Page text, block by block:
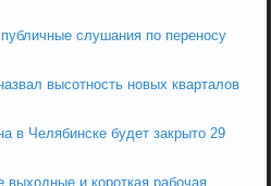
слушания по переносу
высотность новых кварталов
в Челябинске будет закрыто 29
и короткая рабочая